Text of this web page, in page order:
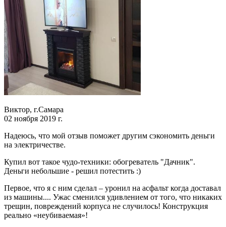
Виктор, г.Самара
02 ноября 2019 г.
Надеюсь, что мой отзыв поможет другим сэкономить деньги
на электричестве.
Купил вот такое чудо-техники: обогреватель "Дачник".
Деньги небольшие - решил потестить :)
Первое, что я с ним сделал – уронил на асфальт когда доставал
из машины.... Ужас сменился удивлением от того, что никаких
трещин, повреждений корпуса не случилось! Конструкция
реально «неубиваемая»!